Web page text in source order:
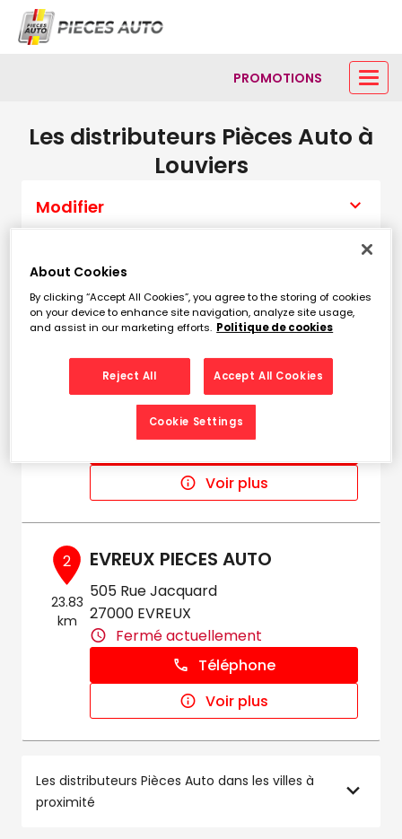
PROMOTIONS
Les distributeurs Pièces Auto à
Louviers
Modifier
Liste
PIECES AUTO ELBEUF
3 rue des Marchands
76500 ELBEUF
Fermé actuellement
Téléphone
Voir plus
2
23.83
km
EVREUX PIECES AUTO
505 Rue Jacquard
27000 EVREUX
Fermé actuellement
Téléphone
Voir plus
Les distributeurs Pièces Auto dans les villes à
proximité
About Cookies
By clicking “Accept All Cookies”, you agree to the storing of cookies
on your device to enhance site navigation, analyze site usage,
and assist in our marketing efforts. Politique de cookies
Reject All Accept All Cookies
Cookie Settings